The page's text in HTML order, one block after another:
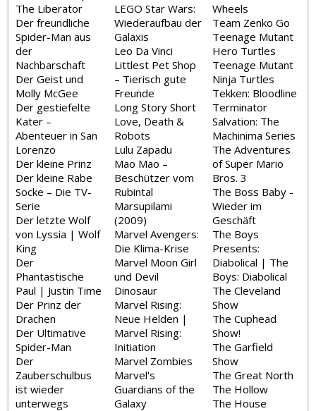
The Liberator
Der freundliche
Spider-Man aus
der
Nachbarschaft
Der Geist und
Molly McGee
Der gestiefelte
Kater –
Abenteuer in San
Lorenzo
Der kleine Prinz
Der kleine Rabe
Socke – Die TV-
Serie
Der letzte Wolf
von Lyssia | Wolf
King
Der
Phantastische
Paul | Justin Time
Der Prinz der
Drachen
Der Ultimative
Spider-Man
Der
Zauberschulbus
ist wieder
unterwegs
LEGO Star Wars:
Wiederaufbau der
Galaxis
Leo Da Vinci
Littlest Pet Shop
– Tierisch gute
Freunde
Long Story Short
Love, Death &
Robots
Lulu Zapadu
Mao Mao –
Beschützer vom
Rubintal
Marsupilami
(2009)
Marvel Avengers:
Die Klima-Krise
Marvel Moon Girl
und Devil
Dinosaur
Marvel Rising:
Neue Helden |
Marvel Rising:
Initiation
Marvel Zombies
Marvel's
Guardians of the
Galaxy
Wheels
Team Zenko Go
Teenage Mutant
Hero Turtles
Teenage Mutant
Ninja Turtles
Tekken: Bloodline
Terminator
Salvation: The
Machinima Series
The Adventures
of Super Mario
Bros. 3
The Boss Baby -
Wieder im
Geschäft
The Boys
Presents:
Diabolical | The
Boys: Diabolical
The Cleveland
Show
The Cuphead
Show!
The Garfield
Show
The Great North
The Hollow
The House